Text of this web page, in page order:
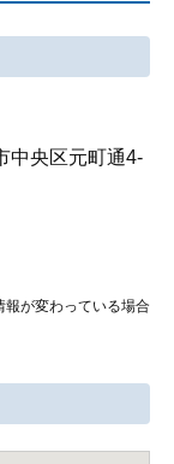
央区元町通4-
が変わっている場合